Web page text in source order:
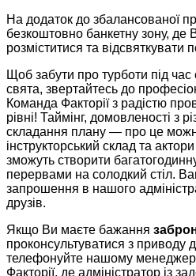
На додаток до збалансованої
безкоштовно банкетну зону, де
розміститися та відсвяткувати
Щоб забути про турботи під час
свята, звертайтесь до
Команда Факторіїз радістю
рівні! Таймінг, домовленості з
складання плану — про це
інструкторський склад та
зможуть створити
перервами на солодкий стіл.
запрошення в нашого
друзів.
Якщо Ви маєте бажання
проконсультуватися з приводу
телефонуйте нашому
Факторії, де адміністратор із